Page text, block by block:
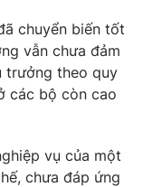
chuyển biến tốt
vẫn chưa đảm
trưởng theo quy
các bộ còn cao
vụ của một
chưa đáp ứng